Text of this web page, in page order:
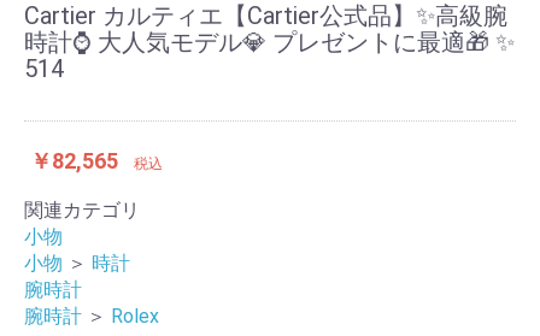
Cartier カルティエ【Cartier公式品】✨高級腕
時計⌚️ 大人気モデル💎 プレゼントに最適🎁 ✨
514
￥82,565 税込
関連カテゴリ
小物
小物 ＞ 時計
腕時計
腕時計 ＞ Rolex